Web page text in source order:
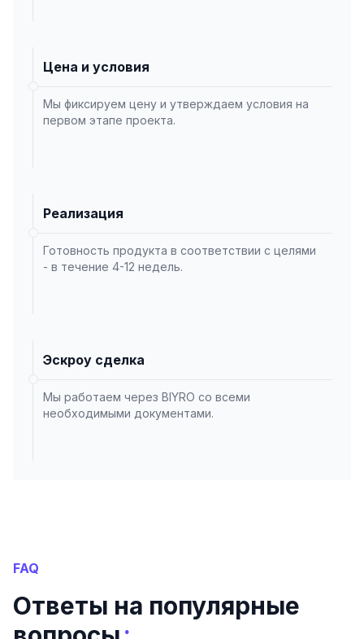
Цена и условия
Мы фиксируем цену и утверждаем условия на
первом этапе проекта.
Реализация
Готовность продукта в соответствии с целями
- в течение 4-12 недель.
Эскроу сделка
Мы работаем через BIYRO со всеми
необходимыми документами.
FAQ
Ответы на популярные